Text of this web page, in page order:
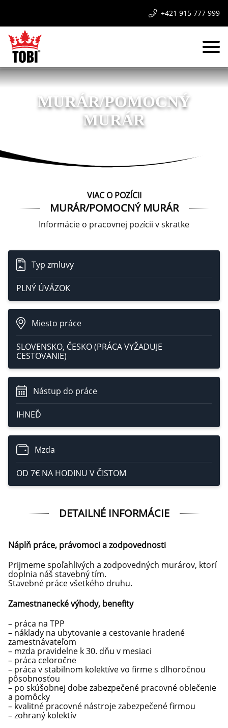
+421 915 777 999
MURÁR/POMOCNÝ
MURÁR
VIAC O POZÍCII
MURÁR/POMOCNÝ MURÁR
Informácie o pracovnej pozícii v skratke
Typ zmluvy
PLNÝ ÚVÄZOK
Miesto práce
SLOVENSKO, ČESKO (PRÁCA VYŽADUJE
CESTOVANIE)
Nástup do práce
IHNEĎ
Mzda
OD 7€ NA HODINU V ČISTOM
DETAILNÉ INFORMÁCIE
Náplň práce, právomoci a zodpovednosti
Prijmeme spoľahlivých a zodpovedných murárov, ktorí
doplnia náš stavebný tím.
Stavebné práce všetkého druhu.
Zamestnanecké výhody, benefity
– práca na TPP
– náklady na ubytovanie a cestovanie hradené
zamestnávateľom
– mzda pravidelne k 30. dňu v mesiaci
– práca celoročne
– práca v stabilnom kolektíve vo firme s dlhoročnou
pôsobnosťou
– po skúšobnej dobe zabezpečené pracovné oblečenie
a pomôcky
– kvalitné pracovné nástroje zabezpečené firmou
– zohraný kolektív